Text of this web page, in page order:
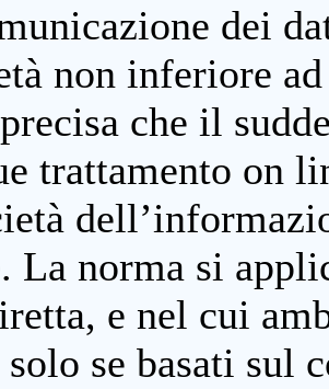
dei
non inferiore
che il
trattamento on
La norma si
e nel cui
se basati sul